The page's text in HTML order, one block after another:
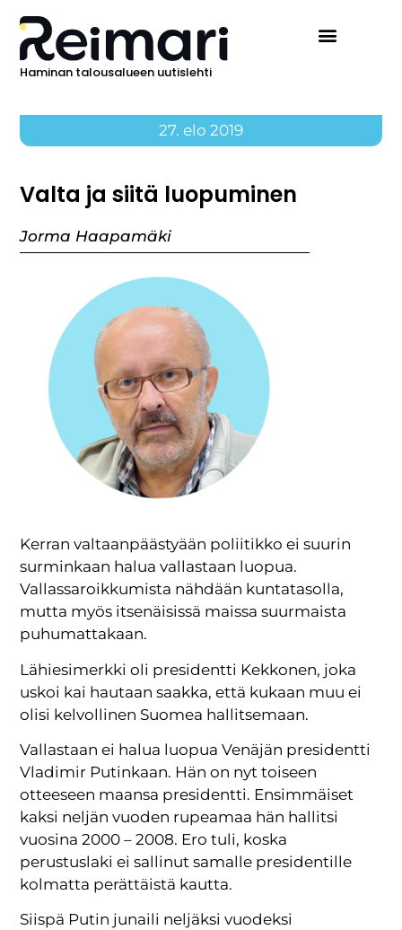
Haminan talousalueen uutislehti
27. elo 2019
Valta ja siitä luopuminen
Jorma Haapamäki
Kerran valtaanpäästyään poliitikko ei suurin
surminkaan halua vallastaan luopua.
Vallassaroikkumista nähdään kuntatasolla,
mutta myös itsenäisissä maissa suurmaista
puhumattakaan.
Lähiesimerkki oli presidentti Kekkonen, joka
uskoi kai hautaan saakka, että kukaan muu ei
olisi kelvollinen Suomea hallitsemaan.
Vallastaan ei halua luopua Venäjän presidentti
Vladimir Putinkaan. Hän on nyt toiseen
otteeseen maansa presidentti. Ensimmäiset
kaksi neljän vuoden rupeamaa hän hallitsi
vuosina 2000 – 2008. Ero tuli, koska
perustuslaki ei sallinut samalle presidentille
kolmatta perättäistä kautta.
Siispä Putin junaili neljäksi vuodeksi